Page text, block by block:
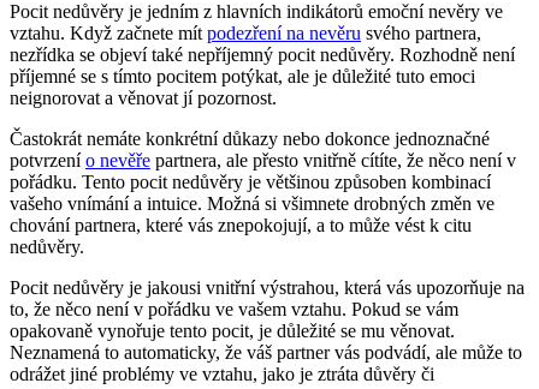
Pocit nedůvěry je jedním z hlavních indikátorů emoční nevěry ve
vztahu. Když začnete mít podezření na nevěru svého partnera,
nezřídka se objeví také nepříjemný pocit nedůvěry. Rozhodně není
příjemné se s tímto pocitem potýkat, ale je důležité tuto emoci
neignorovat a věnovat jí pozornost.
Častokrát nemáte konkrétní důkazy nebo dokonce jednoznačné
potvrzenío nevěře partnera, ale přesto vnitřně cítíte, že něco není v
pořádku. Tento pocit nedůvěry je většinou způsoben kombinací
vašeho vnímání a intuice. Možná si všimnete drobných změn ve
chování partnera, které vás znepokojují, a to může vést k citu
nedůvěry.
Pocit nedůvěry je jakousi vnitřní výstrahou, která vás upozorňuje na
to, že něco není v pořádku ve vašem vztahu. Pokud se vám
opakovaně vynořuje tento pocit, je důležité se mu věnovat.
Neznamená to automaticky, že váš partner vás podvádí, ale může to
odrážet jiné problémy ve vztahu, jako je ztráta důvěry či